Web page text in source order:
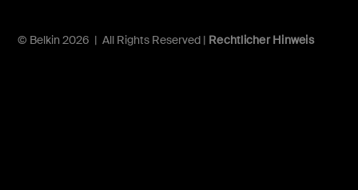
© Belkin 2026 | All Rights Reserved | Rechtlicher Hinweis